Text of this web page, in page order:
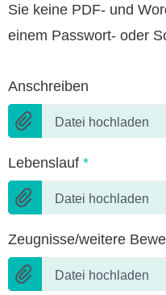
Sie keine PDF- und
einem Passwort- oder
Anschreiben
Datei hochladen
Lebenslauf *
Datei hochladen
Zeugnisse/weitere
Datei hochladen